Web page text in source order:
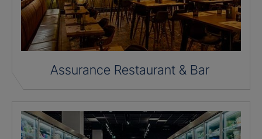
Assurance Restaurant & Bar